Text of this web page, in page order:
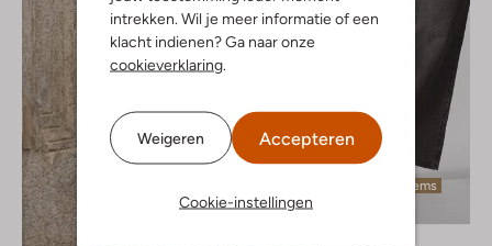
intrekken. Wil je meer informatie of een
klacht indienen? Ga naar onze
cookieverklaring.
Weigeren Accepteren
Cookie-instellingen
Laatste items